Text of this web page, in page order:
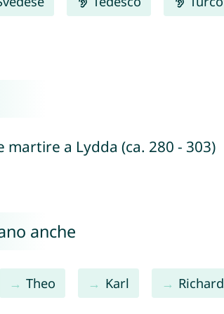
a Lydda (ca. 280 - 303)
anche
Theo Karl Richard